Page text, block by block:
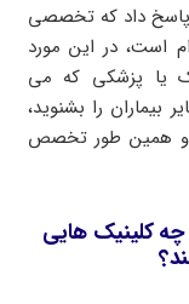
پاسخ داد که تخصصی
است، در این مورد
یا پزشکی که می
بیماران را بشنوید،
و همین طور تخصص
چه کلینیک هایی